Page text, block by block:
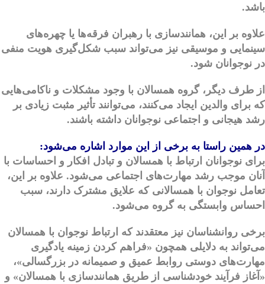
باشد.
علاوه بر این، همانندسازی با رهبران فرقه‌ها یا چهره‌های
سینمایی و موسیقی نیز می‌تواند سبب شکل‌گیری هویت منفی
در نوجوانان شود.
از طرف دیگر، گروه همسالان با وجود مشکلات و ناکامی‌هایی
که برای والدین ایجاد می‌کنند، می‌توانند تأثیر مثبت زیادی بر
رشد هیجانی و اجتماعی نوجوانان داشته باشند.
در همین راستا به برخی از این موارد اشاره می‌شود:
برای نوجوانان ارتباط با همسالان و تبادل افکار و احساسات با
آنان موجب رشد مهارت‌های اجتماعی می‌شود. علاوه بر این،
تعامل نوجوان با همسالانی که علایق مشترک دارند، سبب
احساس وابستگی به گروه می‌شود.
برخی روانشناسان نیز معتقدند که ارتباط نوجوان با همسالان
می‌تواند به دلایلی همچون «فراهم کردن زمینه یادگیری
مهارت‌های دوستی روابط عمیق و صمیمانه در بزرگسالی»،
«آغاز فرآیند خودشناسی از طریق همانندسازی با همسالان» و